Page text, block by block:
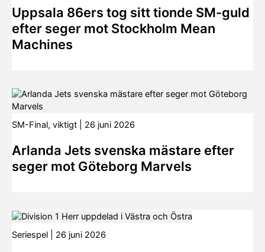
Uppsala 86ers tog sitt tionde SM-guld
efter seger mot Stockholm Mean
Machines
SM-Final, viktigt 26 juni 2026
Arlanda Jets svenska mästare efter
seger mot Göteborg Marvels
Seriespel 26 juni 2026